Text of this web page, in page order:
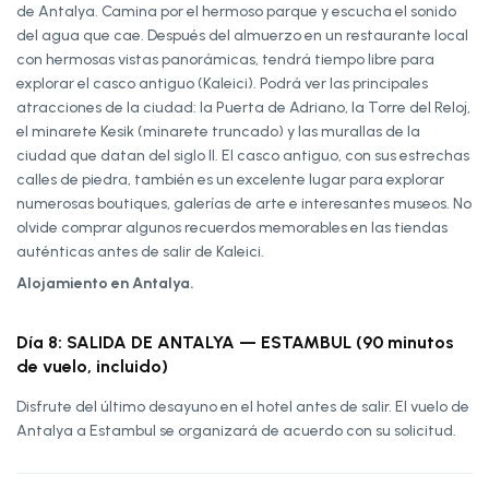
de Antalya. Camina por el hermoso parque y escucha el sonido
del agua que cae. Después del almuerzo en un restaurante local
con hermosas vistas panorámicas, tendrá tiempo libre para
explorar el casco antiguo (Kaleici). Podrá ver las principales
atracciones de la ciudad: la Puerta de Adriano, la Torre del Reloj,
el minarete Kesik (minarete truncado) y las murallas de la
ciudad que datan del siglo II. El casco antiguo, con sus estrechas
calles de piedra, también es un excelente lugar para explorar
numerosas boutiques, galerías de arte e interesantes museos. No
olvide comprar algunos recuerdos memorables en las tiendas
auténticas antes de salir de Kaleici.
Alojamiento en Antalya.
Día 8: SALIDA DE ANTALYA — ESTAMBUL (90 minutos
de vuelo, incluido)
Disfrute del último desayuno en el hotel antes de salir. El vuelo de
Antalya a Estambul se organizará de acuerdo con su solicitud.